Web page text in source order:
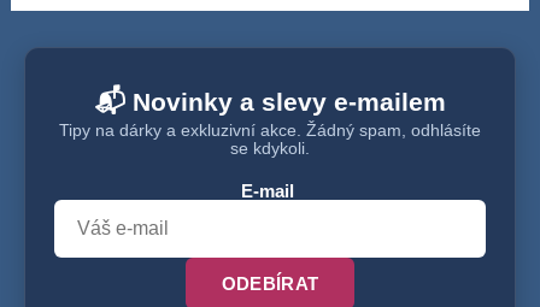
📬 Novinky a slevy e-mailem
Tipy na dárky a exkluzivní akce. Žádný spam, odhlásíte
se kdykoli.
E-mail
ODEBÍRAT